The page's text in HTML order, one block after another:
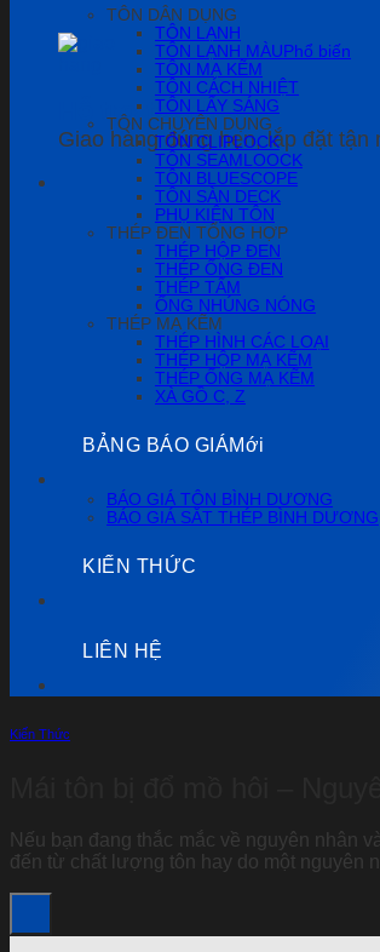
Hỗ trợ tốt nhất!
Giao hàng đúng hẹn, lắp đặt tận
TÔN DÂN DỤNG
TÔN LẠNH
TÔN LẠNH MÀU
TÔN MẠ KẼM
TÔN CÁCH NHIỆT
TÔN LẤY SÁNG
TÔN CHUYÊN DỤNG
TÔN CLIPLOCK
TÔN SEAMLOOCK
TÔN BLUESCOPE
TÔN SÀN DECK
PHỤ KIỆN TÔN
THÉP ĐEN TỔNG HỢP
THÉP HỘP ĐEN
THÉP ỐNG ĐEN
THÉP TẤM
ỐNG NHÚNG NÓNG
THÉP MẠ KẼM
THÉP HÌNH CÁC LOẠI
THÉP HỘP MẠ KẼM
THÉP ỐNG MẠ KẼM
XÀ GỒ C, Z
BẢNG BÁO GIÁ
BÁO GIÁ TÔN BÌNH DƯƠNG
BÁO GIÁ SẮT THÉP BÌNH DƯƠNG
KIẾN THỨC
LIÊN HỆ
Kiến Thức
Nếu bạn đang thắc mắc về nguyên nhân
đến từ chất lượng tôn hay do một nguyên